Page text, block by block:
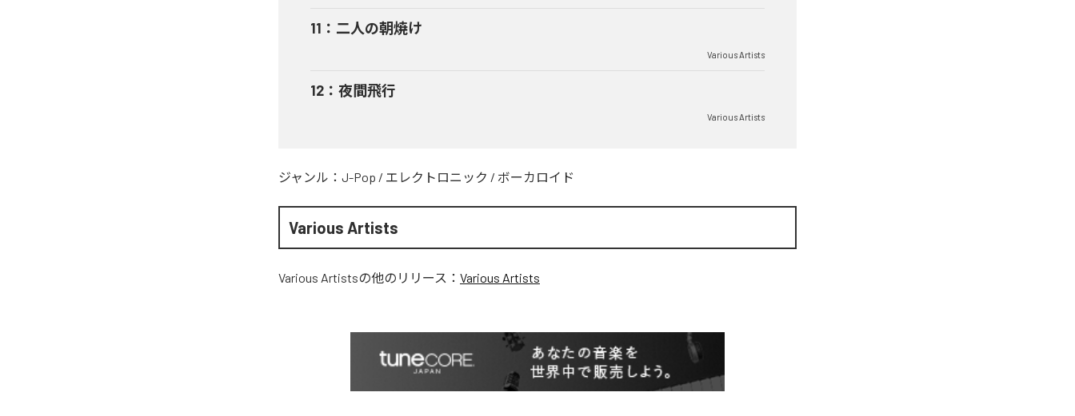
11 ： 二人の朝焼け
Various Artists
12 ： 夜間飛行
Various Artists
ジャンル： J-Pop / エレクトロニック / ボーカロイド
Various Artists
Various Artistsの他のリリース： Various Artists